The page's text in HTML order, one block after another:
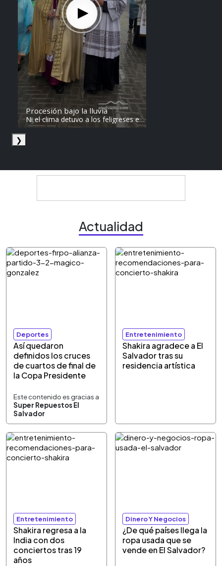
Procesión bajo la lluvia
Ni el clima detuvo a los feligreses en
el recorrido del Divino Salvador del
Mundo. Vídeo: elsalvador.com /
❯
Actualidad
Deportes
Así quedaron
definidos los cruces
de cuartos de final de
la Copa Presidente
Este contenido es gracias a
Super Repuestos El
Salvador
Entretenimiento
Shakira agradece a El
Salvador tras su
residencia artística
Entretenimiento
Shakira regresa a la
India con dos
conciertos tras 19
años
Dinero Y Negocios
¿De qué países llega la
ropa usada que se
vende en El Salvador?